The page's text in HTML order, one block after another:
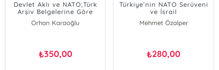
Devlet Aklı ve NATO;Türk
Arşiv Belgelerine Göre
Türkiye’nin NATO’ya Girişi
Orhan Karaoğlu
₺350,00
Türkiye’nin NATO Serüveni
ve İsrail
Mehmet Özalper
₺280,00